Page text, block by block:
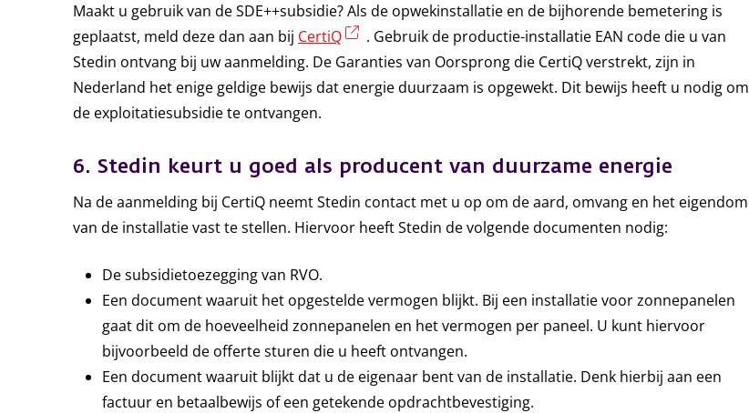
Maakt u gebruik van de SDE++subsidie? Als de opwekinstallatie en de bijhorende bemetering is
geplaatst, meld deze dan aan bij CertiQ (externe link)
. Gebruik de productie-installatie EAN code die u van
Stedin ontvang bij uw aanmelding. De Garanties van Oorsprong die CertiQ verstrekt, zijn in
Nederland het enige geldige bewijs dat energie duurzaam is opgewekt. Dit bewijs heeft u nodig om
de exploitatiesubsidie te ontvangen.
6. Stedin keurt u goed als producent van duurzame energie
Na de aanmelding bij CertiQ neemt Stedin contact met u op om de aard, omvang en het eigendom
van de installatie vast te stellen. Hiervoor heeft Stedin de volgende documenten nodig:
De subsidietoezegging van RVO.
Een document waaruit het opgestelde vermogen blijkt. Bij een installatie voor zonnepanelen
gaat dit om de hoeveelheid zonnepanelen en het vermogen per paneel. U kunt hiervoor
bijvoorbeeld de offerte sturen die u heeft ontvangen.
Een document waaruit blijkt dat u de eigenaar bent van de installatie. Denk hierbij aan een
factuur en betaalbewijs of een getekende opdrachtbevestiging.